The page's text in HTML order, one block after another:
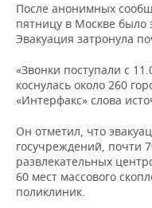
ДЕКЛАРАЦИИ О
ВУЗЫ ТАТАРСТАНА
КОМУ
ТОРГОВЫЕ ЦЕНТРЫ
ТАТАРСТАНА
НОВОСТИ
БАНКИ
БЮДЖЕТ
ИНВЕСТИЦИИ
ПРОМЫШЛЕННОСТЬ
ПРОМЫШЛЕННОСТИ
АГРОПРОМ
МАШИНОСТРОЕНИЕ
НЕФТЕХИМИЯ
НОВОСТИ
АВТО
НОВОСТИ АВТО
БИЗНЕС
НОВОСТИ БИЗНЕСА
ТЕХНОЛОГИИ
После анонимных
пятницу в Москве было
Эвакуация затронула
«Звонки поступали с
коснулась около 260
«Интерфакс» слова
Он отметил, что
госучреждений, почти
развлекательных
60 мест массового
поликлиник.